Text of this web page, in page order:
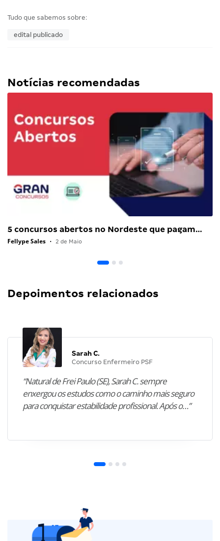
Tudo que sabemos sobre:
edital publicado
Notícias recomendadas
5 concursos abertos no Nordeste que pagam…
Fellype Sales • 2 de Maio
Depoimentos relacionados
Sarah C.
Concurso Enfermeiro PSF
“Natural de Frei Paulo (SE), Sarah C. sempre
enxergou os estudos como o caminho mais seguro
para conquistar estabilidade profissional. Após o…”